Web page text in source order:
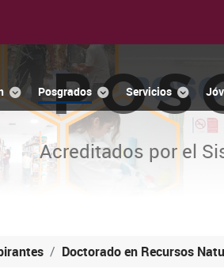
Posgrados Servicios
Acreditados por el
Doctorado en Recursos